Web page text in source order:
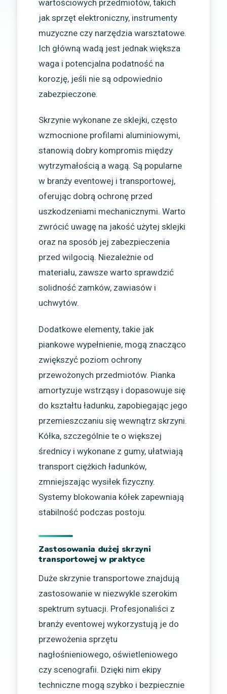
wartościowych przedmiotów, takich
jak sprzęt elektroniczny, instrumenty
muzyczne czy narzędzia warsztatowe.
Ich główną wadą jest jednak większa
waga i potencjalna podatność na
korozję, jeśli nie są odpowiednio
zabezpieczone.
Skrzynie wykonane ze sklejki, często
wzmocnione profilami aluminiowymi,
stanowią dobry kompromis między
wytrzymałością a wagą. Są popularne
w branży eventowej i transportowej,
oferując dobrą ochronę przed
uszkodzeniami mechanicznymi. Warto
zwrócić uwagę na jakość użytej sklejki
oraz na sposób jej zabezpieczenia
przed wilgocią. Niezależnie od
materiału, zawsze warto sprawdzić
solidność zamków, zawiasów i
uchwytów.
Dodatkowe elementy, takie jak
piankowe wypełnienie, mogą znacząco
zwiększyć poziom ochrony
przewożonych przedmiotów. Pianka
amortyzuje wstrząsy i dopasowuje się
do kształtu ładunku, zapobiegając jego
przemieszczaniu się wewnątrz skrzyni.
Kółka, szczególnie te o większej
średnicy i wykonane z gumy, ułatwiają
transport ciężkich ładunków,
zmniejszając wysiłek fizyczny.
Systemy blokowania kółek zapewniają
stabilność podczas postoju.
Zastosowania dużej skrzyni
transportowej w praktyce
Duże skrzynie transportowe znajdują
zastosowanie w niezwykle szerokim
spektrum sytuacji. Profesjonaliści z
branży eventowej wykorzystują je do
przewożenia sprzętu
nagłośnieniowego, oświetleniowego
czy scenografii. Dzięki nim ekipy
techniczne mogą szybko i bezpiecznie